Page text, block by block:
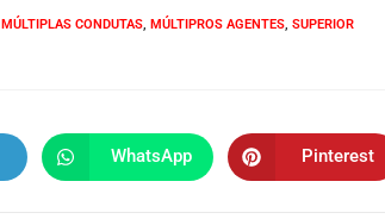
MÚLTIPLAS CONDUTAS, MÚLTIPROS AGENTES, SUPERIOR
WhatsApp Pinterest